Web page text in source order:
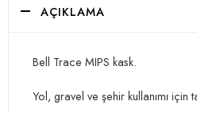
AÇIKLAMA
Bell Trace MIPS kask.
Yol, gravel ve şehir kullanımı için